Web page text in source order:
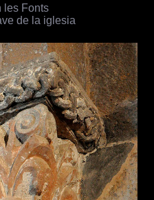
les Fonts
de la iglesia